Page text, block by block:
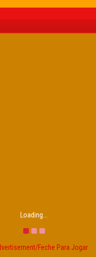
Loading...
Feche Para Jogar